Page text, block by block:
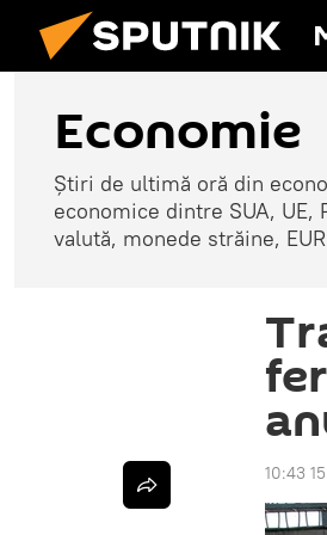
Economie
Știri de ultimă oră din
economice dintre SUA,
valută, monede străine,
10:43